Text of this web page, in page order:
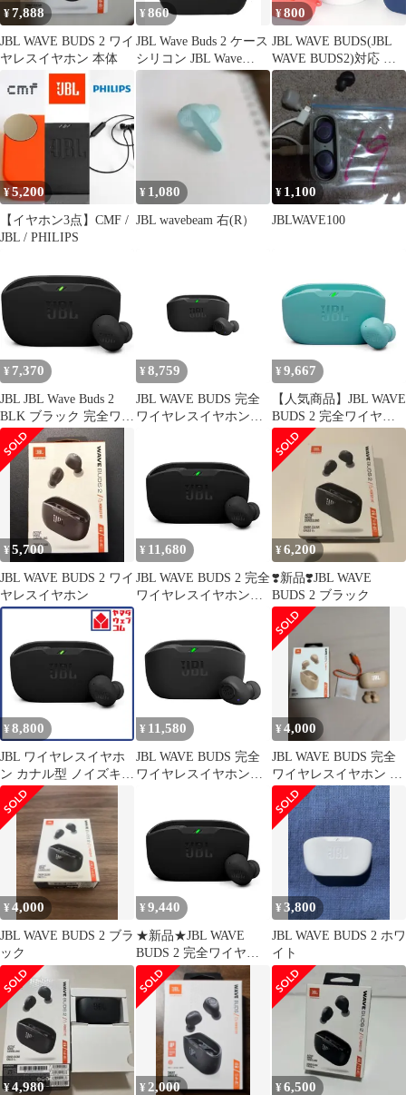
¥7,888
JBL WAVE BUDS 2 ワイ
ヤレスイヤホン 本体
¥ 860
JBL Wave Buds 2 ケース
シリコン JBL Wave
Buds 2世代 カバー ピク
セル カラナビケース 持
ち運び ソフト 耐衝撃
軽量 カバー シリコン製
ワイヤレスイヤホン 収
¥800
JBL WAVE BUDS(JBL
WAVE BUDS2)対応 シ
リコン保護ケース
¥5,200
【イヤホン3点】CMF /
JBL / PHILIPS
¥ 1,080
JBL wavebeam 右(R）
¥ 1,100
JBLWAVE100
¥ 7,370
JBL JBL Wave Buds 2
BLK ブラック 完全ワイ
ヤレスイヤホン ノイズ
キャンセリング
JBLWBUDS2BLK
¥ 8,759
JBL WAVE BUDS 完全
ワイヤレスイヤホン
C/ブラック
JBLWBUDSBLK 小
¥ 9,667
【人気商品】JBL WAVE
BUDS 2 完全ワイヤレ
スイヤホン Bluetooth/ア
クティブノイズキャン
セリング/マルチポイン
ト / IP54防水防塵 / ア
プリ対応/USB Type-C/
ブルー /
JBLWBUDS2BLU
¥5,700
JBL WAVE BUDS 2 ワイ
ヤレスイヤホン
¥ 11,680
JBL WAVE BUDS 2 完全
ワイヤレスイヤホン
ルチポイント / IP54防
水防塵 / アプリ対
応/USB Type-C/ブラッ
ク / JBLWBUDS2BLKmt
93197f5b
¥6,200
❣️新品❣️JBL WAVE
BUDS 2 ブラック
¥ 8,800
JBL ワイヤレスイヤホ
ン カナル型 ノイズキャ
ンセリング typeC IP54
最大40時間再生 JBL
Wave Buds 2 ブラック系
¥ 11,580
JBL WAVE BUDS 完全
ワイヤレスイヤホン
C/ブラック
JBLWBUDSBLK 小e
25292037
¥4,000
JBL WAVE BUDS 完全
ワイヤレスイヤホン ベ
ージュ
¥4,000
JBL WAVE BUDS 2 ブラ
ック
¥ 9,440
★新品★JBL WAVE
BUDS 2 完全ワイヤレ
スイヤホン Bluetooth/ア
クティブノイズキャン
セリング/マルチポイン
ト / IP54防水防塵 / ア
プリ対応/USB Type-C/
ブラック /
JBLWBUDS2BLK
3ce00e68
¥3,800
JBL WAVE BUDS 2 ホワ
イト
¥4,980 ¥ 2,000 ¥6,500